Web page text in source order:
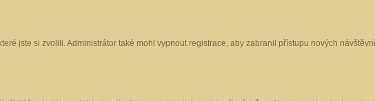
jste si zvolili. Administrátor také mohl vypnout registrace, aby zabranil přístupu nových